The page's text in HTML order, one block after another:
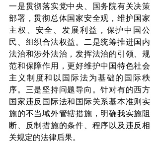
一是贯彻落实党中央、国务院有关决策
部署，贯彻总体国家安全观，维护国家
主权、安全、发展利益，保护中国公
民、组织合法权益。二是统筹推进国内
法治和涉外法治，发挥法治的引领、规
范和保障作用，更好维护中国特色社会
主义制度和以国际法为基础的国际秩
序。三是坚持问题导向。针对有的西方
国家违反国际法和国际关系基本准则实
施的不当域外管辖措施，明确我实施阻
断、反制措施的条件、程序以及违反相
关规定的法律后果。